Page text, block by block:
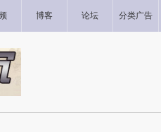
博客 论坛 分类广告